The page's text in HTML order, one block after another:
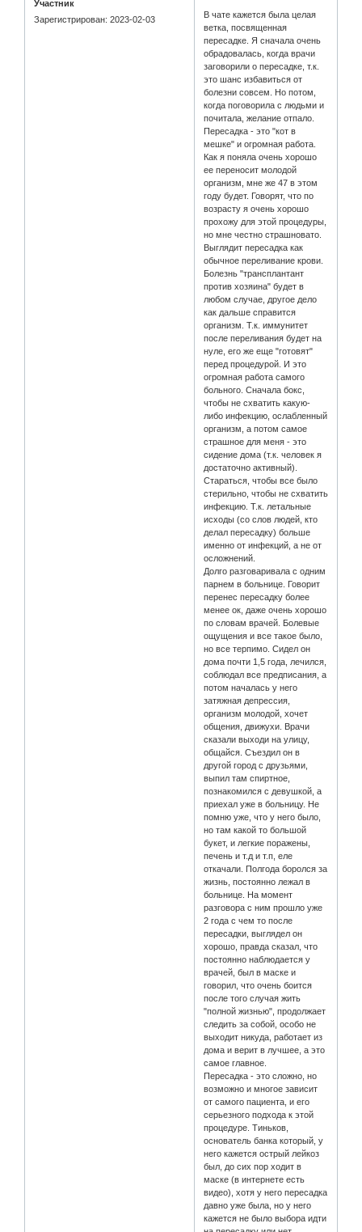
Участник
Зарегистрирован: 2023-02-03
В чате кажется была целая
ветка, посвященная
пересадке. Я сначала очень
обрадовалась, когда врачи
заговорили о пересадке, т.к.
это шанс избавиться от
болезни совсем. Но потом,
когда поговорила с людьми и
почитала, желание отпало.
Пересадка - это "кот в
мешке" и огромная работа.
Как я поняла очень хорошо
ее переносит молодой
организм, мне же 47 в этом
году будет. Говорят, что по
возрасту я очень хорошо
прохожу для этой процедуры,
но мне честно страшновато.
Выглядит пересадка как
обычное переливание крови.
Болезнь "трансплантант
против хозяина" будет в
любом случае, другое дело
как дальше справится
организм. Т.к. иммунитет
после переливания будет на
нуле, его же еще "готовят"
перед процедурой. И это
огромная работа самого
больного. Сначала бокс,
чтобы не схватить какую-
либо инфекцию, ослабленный
организм, а потом самое
страшное для меня - это
сидение дома (т.к. человек я
достаточно активный).
Стараться, чтобы все было
стерильно, чтобы не схватить
инфекцию. Т.к. летальные
исходы (со слов людей, кто
делал пересадку) больше
именно от инфекций, а не от
осложнений.
Долго разговаривала с одним
парнем в больнице. Говорит
перенес пересадку более
менее ок, даже очень хорошо
по словам врачей. Болевые
ощущения и все такое было,
но все терпимо. Сидел он
дома почти 1,5 года, лечился,
соблюдал все предписания, а
потом началась у него
затяжная депрессия,
организм молодой, хочет
общения, движухи. Врачи
сказали выходи на улицу,
общайся. Съездил он в
другой город с друзьями,
выпил там спиртное,
познакомился с девушкой, а
приехал уже в больницу. Не
помню уже, что у него было,
но там какой то большой
букет, и легкие поражены,
печень и т.д и т.п, еле
откачали. Полгода боролся за
жизнь, постоянно лежал в
больнице. На момент
разговора с ним прошло уже
2 года с чем то после
пересадки, выглядел он
хорошо, правда сказал, что
постоянно наблюдается у
врачей, был в маске и
говорил, что очень боится
после того случая жить
"полной жизнью", продолжает
следить за собой, особо не
выходит никуда, работает из
дома и верит в лучшее, а это
самое главное.
Пересадка - это сложно, но
возможно и многое зависит
от самого пациента, и его
серьезного подхода к этой
процедуре. Тиньков,
основатель банка который, у
него кажется острый лейкоз
был, до сих пор ходит в
маске (в интернете есть
видео), хотя у него пересадка
давно уже была, но у него
кажется не было выбора идти